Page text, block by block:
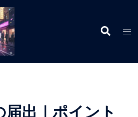
検
索
ト
届出｜ポイント